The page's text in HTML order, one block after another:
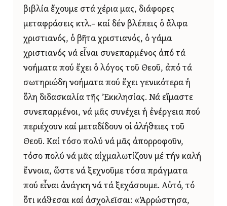
βιβλία ἔχουμε στά χέρια μας, διάφορες
μεταφράσεις κτλ.– καί δέν βλέπεις ὁ ἄλφα
χριστιανός, ὁ βῆτα χριστιανός, ὁ γάμα
χριστιανός νά εἶναι συνεπαρμένος ἀπό τά
νοήματα πού ἔχει ὁ λόγος τοῦ Θεοῦ, ἀπό τά
σωτηριώδη νοήματα πού ἔχει γενικότερα ἡ
ὅλη διδασκαλία τῆς Ἐκκλησίας. Νά εἴμαστε
συνεπαρμένοι, νά μᾶς συνέχει ἡ ἐνέργεια πού
περιέχουν καί μεταδίδουν οἱ ἀλήθειες τοῦ
Θεοῦ. Καί τόσο πολύ νά μᾶς ἀπορροφοῦν,
τόσο πολύ νά μᾶς αἰχμαλωτίζουν μέ τήν καλή
ἔννοια, ὥστε νά ξεχνοῦμε τόσα πράγματα
πού εἶναι ἀνάγκη νά τά ξεχάσουμε. Αὐτό, τό
ὅτι κάθεσαι καί ἀσχολεῖσαι: «Ἀρρώστησα,